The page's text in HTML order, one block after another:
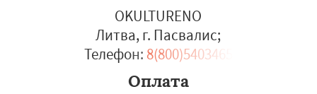
OKULTURENO
Литва, г. Пасвалис;
Телефон: 8(800)5403465
Оплата